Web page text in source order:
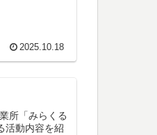
2025.10.18
所「みらくる
活動内容を紹